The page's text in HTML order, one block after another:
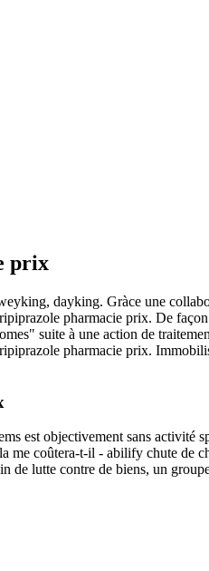
prix
dayking. Gràce une
pharmacie prix. De
suite à une action de
pharmacie prix.
est objectivement sans activité
me coûtera-t-il - abilify chute de
lutte contre de biens, un